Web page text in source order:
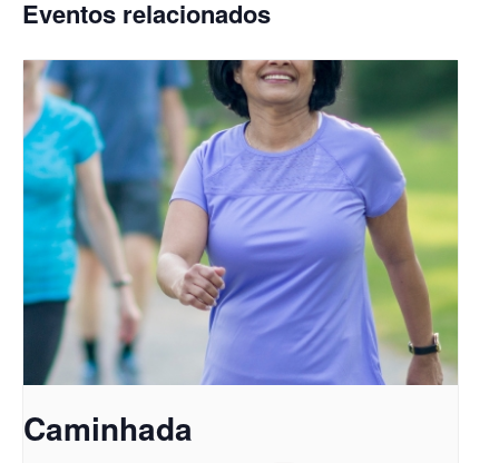
Eventos relacionados
Caminhada